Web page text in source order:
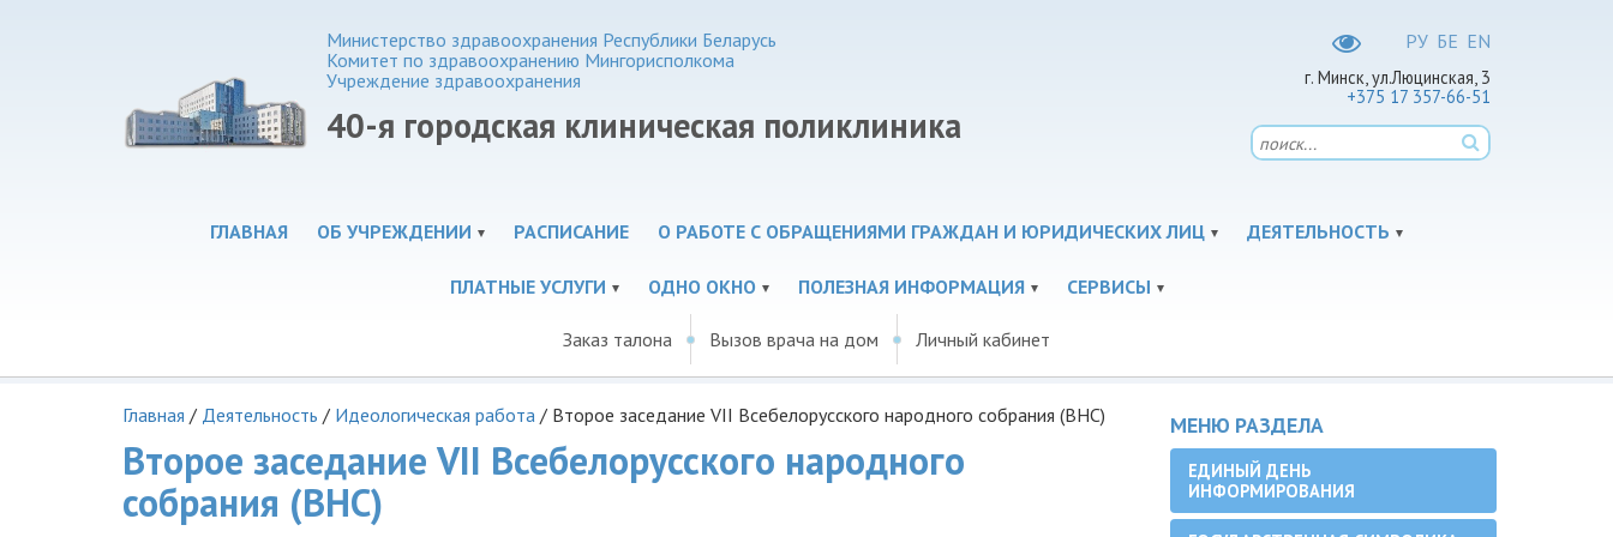
РУ БЕ EN
г. Минск, ул.Люцинская, 3
+375 17 357-66-51
Министерство здравоохранения Республики Беларусь
Комитет по здравоохранению Мингорисполкома
Учреждение здравоохранения
40-я городская клиническая поликлиника
ГЛАВНАЯ ОБ УЧРЕЖДЕНИИ РАСПИСАНИЕ О РАБОТЕ С ОБРАЩЕНИЯМИ ГРАЖДАН И ЮРИДИЧЕСКИХ ЛИЦ ДЕЯТЕЛЬНОСТЬ
ПЛАТНЫЕ УСЛУГИ ОДНО ОКНО ПОЛЕЗНАЯ ИНФОРМАЦИЯ СЕРВИСЫ
Заказ талона Вызов врача на дом Личный кабинет
Главная / Деятельность / Идеологическая работа / Второе заседание VII Всебелорусского народного собрания (ВНС)
Второе заседание VII Всебелорусского народного
собрания (ВНС)
МЕНЮ РАЗДЕЛА
ЕДИНЫЙ ДЕНЬ
ИНФОРМИРОВАНИЯ